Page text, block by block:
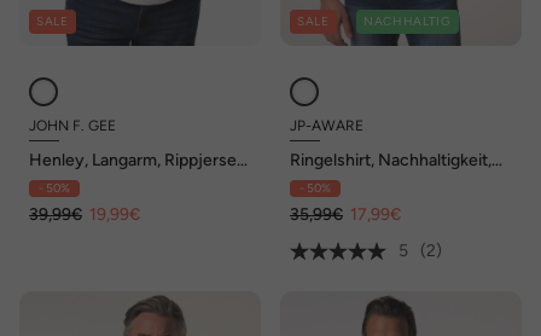
SALE
JOHN F. GEE
Henley, Langarm, Rippjersey,
bis 8 XL
- 50%
39,99€ 19,99€
SALE NACHHALTIG
JP-AWARE
Ringelshirt, Nachhaltigkeit,
Halbarm, OCS-zertifizierte
Biobaumwolle
- 50%
35,99€ 17,99€
5
(2)